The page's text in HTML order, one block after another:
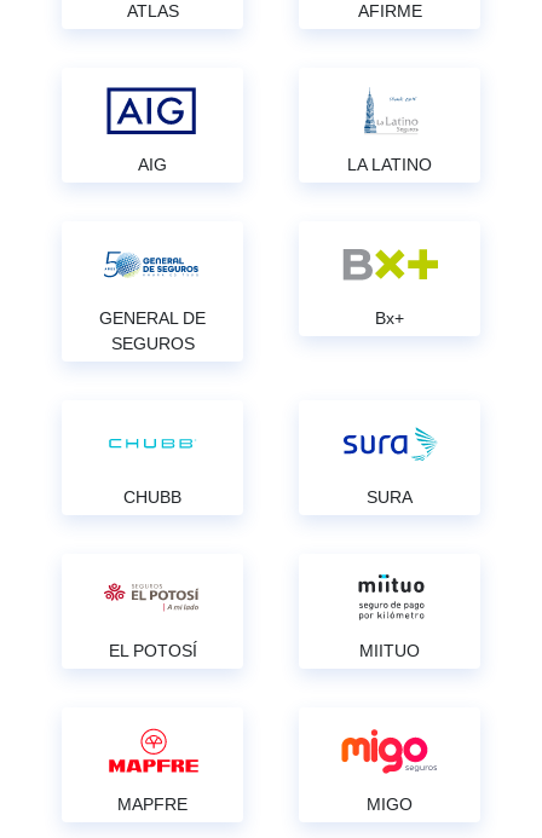
ATLAS AFIRME
AIG LA LATINO
GENERAL DE
SEGUROS
Bx+
CHUBB SURA
EL POTOSÍ MIITUO
MAPFRE MIGO